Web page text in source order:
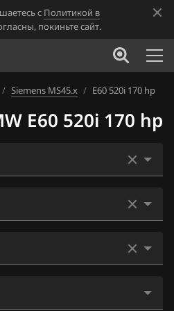
с Политикой в
покиньте сайт.
/ Siemens MS45.x / E60 520i 170 hp
E60 520i 170 hp